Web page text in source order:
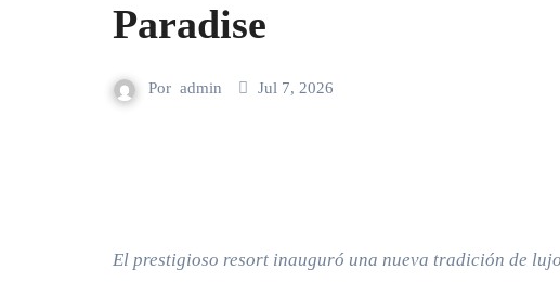
Paradise
Por admin Jul 7, 2026
El prestigioso resort inauguró una nueva tradición de